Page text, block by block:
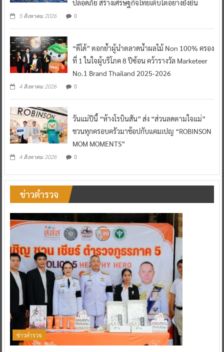
ปลอดภัย สร้างเศรษฐกิจไทยเติบโตอย่างยั่งยืน
5 สิงหาคม 2026 0
“ดีโด้” ตอกย้ำผู้นำตลาดน้ำผลไม้ Non 100% ครอง
ที่ 1 ในใจผู้บริโภค 8 ปีซ้อน คว้ารางวัล Marketeer
No.1 Brand Thailand 2025-2026
4 สิงหาคม 2026 0
วันแม่ปีนี้ “ห้างโรบินสัน” ส่ง “ส่วนลดตามใจแม่”
ชวนทุกครอบครัวมาช้อปกับแคมเปญ “ROBINSON
MOM MOMENTS”
4 สิงหาคม 2026 0
ข่าวตำรวจ
ข่าวตำรวจ